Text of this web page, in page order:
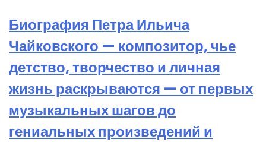
Биография Петра Ильича
Чайковского — композитор, чье
детство, творчество и личная
жизнь раскрываются — от первых
музыкальных шагов до
гениальных произведений и